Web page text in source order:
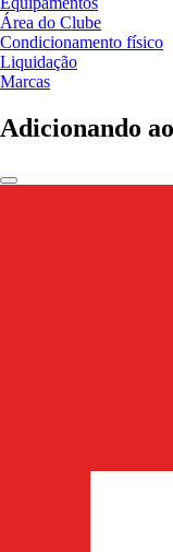
Área do Clube
Condicionamento físico
Liquidação
Marcas
Adicionando